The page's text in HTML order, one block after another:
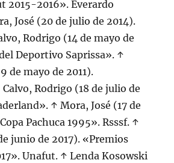
2015-2016». Everardo
José (20 de julio de 2014).
Rodrigo (14 de mayo de
Deportivo Saprissa». ↑
de mayo de 2011).
Rodrigo (18 de julio de
↑ Mora, José (17 de
Pachuca 1995». Rsssf. ↑
junio de 2017). «Premios
Unafut. ↑ Lenda Kosowski